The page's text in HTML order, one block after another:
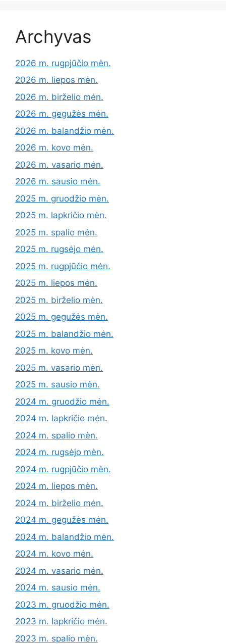
Archyvas
2026 m. rugpjūčio mėn.
2026 m. liepos mėn.
2026 m. birželio mėn.
2026 m. gegužės mėn.
2026 m. balandžio mėn.
2026 m. kovo mėn.
2026 m. vasario mėn.
2026 m. sausio mėn.
2025 m. gruodžio mėn.
2025 m. lapkričio mėn.
2025 m. spalio mėn.
2025 m. rugsėjo mėn.
2025 m. rugpjūčio mėn.
2025 m. liepos mėn.
2025 m. birželio mėn.
2025 m. gegužės mėn.
2025 m. balandžio mėn.
2025 m. kovo mėn.
2025 m. vasario mėn.
2025 m. sausio mėn.
2024 m. gruodžio mėn.
2024 m. lapkričio mėn.
2024 m. spalio mėn.
2024 m. rugsėjo mėn.
2024 m. rugpjūčio mėn.
2024 m. liepos mėn.
2024 m. birželio mėn.
2024 m. gegužės mėn.
2024 m. balandžio mėn.
2024 m. kovo mėn.
2024 m. vasario mėn.
2024 m. sausio mėn.
2023 m. gruodžio mėn.
2023 m. lapkričio mėn.
2023 m. spalio mėn.